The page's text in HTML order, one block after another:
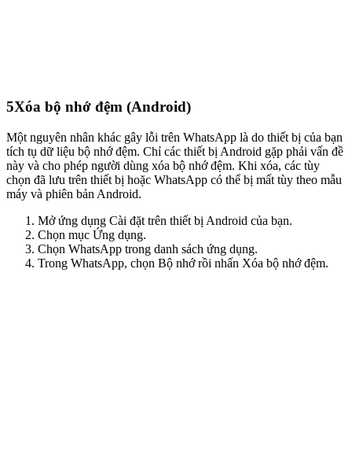
5Xóa bộ nhớ đệm (Android)
Một nguyên nhân khác gây lỗi trên WhatsApp là do thiết bị của bạn
tích tụ dữ liệu bộ nhớ đệm. Chỉ các thiết bị Android gặp phải vấn đề
này và cho phép người dùng xóa bộ nhớ đệm. Khi xóa, các tùy
chọn đã lưu trên thiết bị hoặc WhatsApp có thể bị mất tùy theo mẫu
máy và phiên bản Android.
Mở ứng dụng Cài đặt trên thiết bị Android của bạn.
Chọn mục Ứng dụng.
Chọn WhatsApp trong danh sách ứng dụng.
Trong WhatsApp, chọn Bộ nhớ rồi nhấn Xóa bộ nhớ đệm.